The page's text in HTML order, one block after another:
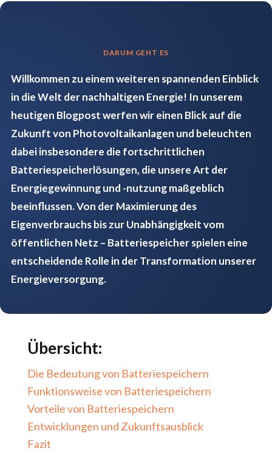
DARUM GEHT ES
Willkommen zu einem weiteren spannenden Einblick
in die Welt der nachhaltigen Energie! In unserem
heutigen Blogpost werfen wir einen Blick auf die
Zukunft von Photovoltaikanlagen und beleuchten
dabei insbesondere die fortschrittlichen
Batteriespeicherlösungen, die unsere Art der
Energiegewinnung und -nutzung maßgeblich
beeinflussen. Von der Maximierung des
Eigenverbrauchs bis zur Unabhängigkeit vom
öffentlichen Netz – Batteriespeicher spielen eine
entscheidende Rolle in der Transformation unserer
Energieversorgung.
Übersicht:
Die Bedeutung von Batteriespeichern
Funktionsweise von Batteriespeichern
Vorteile von Batteriespeichern
Entwicklungen und Zukunftsausblick
Fazit